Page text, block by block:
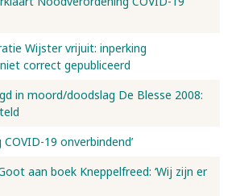
Wijster vrijuit: inperking
correct gepubliceerd
in moord/doodslag De Blesse 2008:
19 onverbindend’
aan boek Kneppelfreed: ‘Wij zijn er